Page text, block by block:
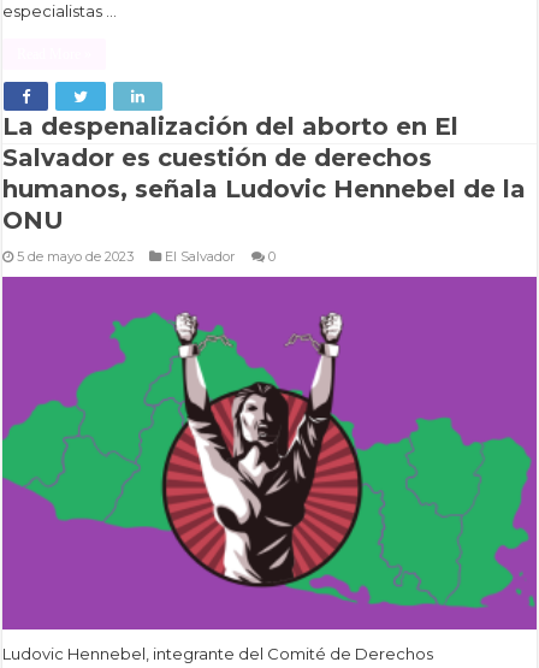
especialistas …
La despenalización del aborto en El
Salvador es cuestión de derechos
humanos, señala Ludovic Hennebel de la
ONU
5 de mayo de 2023 El Salvador 0
Ludovic Hennebel, integrante del Comité de Derechos